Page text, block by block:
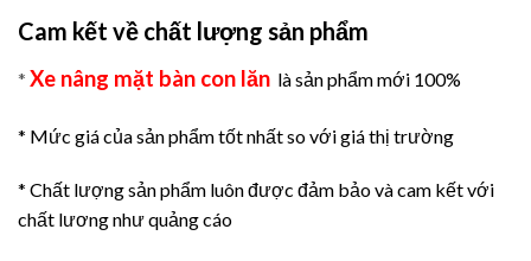
Cam kết về chất lượng sản phẩm
* Xe nâng mặt bàn con lăn là sản phẩm mới 100%
* Mức giá của sản phẩm tốt nhất so với giá thị trường
* Chất lượng sản phẩm luôn được đảm bảo và cam kết với
chất lương như quảng cáo